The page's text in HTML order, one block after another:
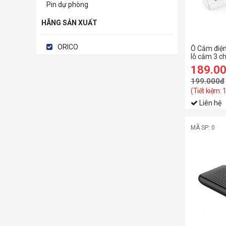
Pin dự phòng
HÃNG SẢN XUẤT
ORICO
Ô Cắm
lỗ cắm 3
sạc USB
199.000đ
(Tiết kiệm:
Liên hệ
MÃ SP: 0